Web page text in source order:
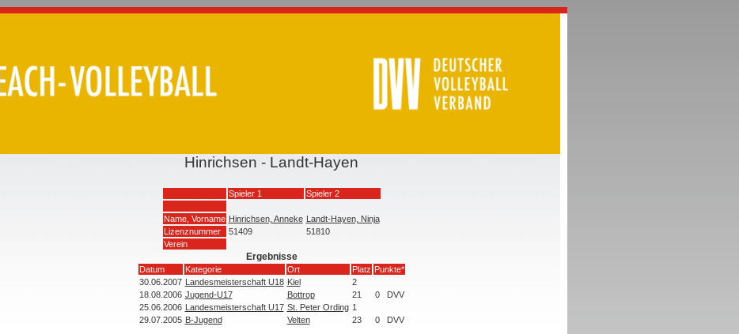
Hinrichsen - Landt-Hayen
Spieler 1 Spieler 2
Name, Vorname Hinrichsen, Anneke Landt-Hayen, Ninja
Lizenznummer
51409
51810
Verein
Ergebnisse
Datum Kategorie Ort Platz Punkte*
30.06.2007 Landesmeisterschaft U18 Kiel
2
18.08.2006 Jugend-U17 Bottrop 21 0
DVV
25.06.2006 Landesmeisterschaft U17 St. Peter Ording 1
29.07.2005 B-Jugend Velten 23 0 DVV